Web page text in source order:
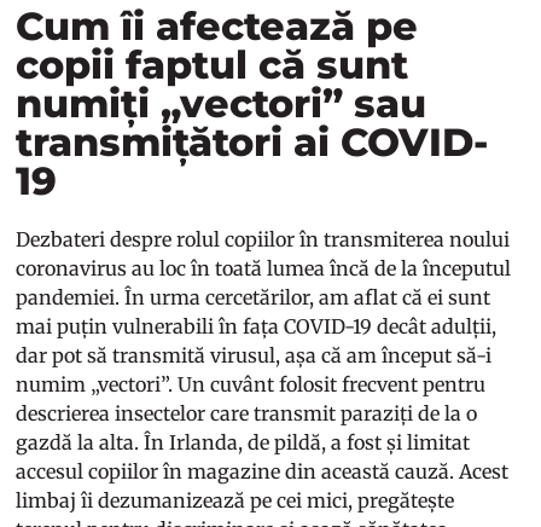
Cum îi afectează pe
copii faptul că sunt
numiți „vectori” sau
transmițători ai COVID-
19
Dezbateri despre rolul copiilor în transmiterea noului
coronavirus au loc în toată lumea încă de la începutul
pandemiei. În urma cercetărilor, am aflat că ei sunt
mai puțin vulnerabili în fața COVID-19 decât adulții,
dar pot să transmită virusul, așa că am început să-i
numim „vectori”. Un cuvânt folosit frecvent pentru
descrierea insectelor care transmit paraziți de la o
gazdă la alta. În Irlanda, de pildă, a fost și limitat
accesul copiilor în magazine din această cauză. Acest
limbaj îi dezumanizează pe cei mici, pregătește